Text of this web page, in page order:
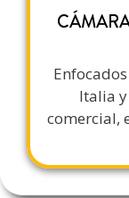
Italia
comercial,